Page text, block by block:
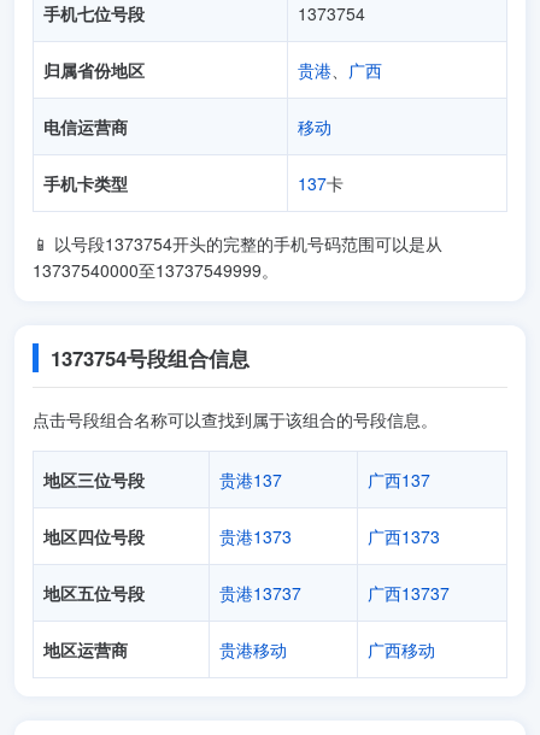
手机七位号段 1373754
归属省份地区 贵港、 广西
电信运营商 移动
手机卡类型 137卡
📱 以号段1373754开头的完整的手机号码范围可以是从
13737540000至13737549999。
1373754号段组合信息
点击号段组合名称可以查找到属于该组合的号段信息。
地区三位号段 贵港137 广西137
地区四位号段 贵港1373 广西1373
地区五位号段 贵港13737 广西13737
地区运营商 贵港移动 广西移动